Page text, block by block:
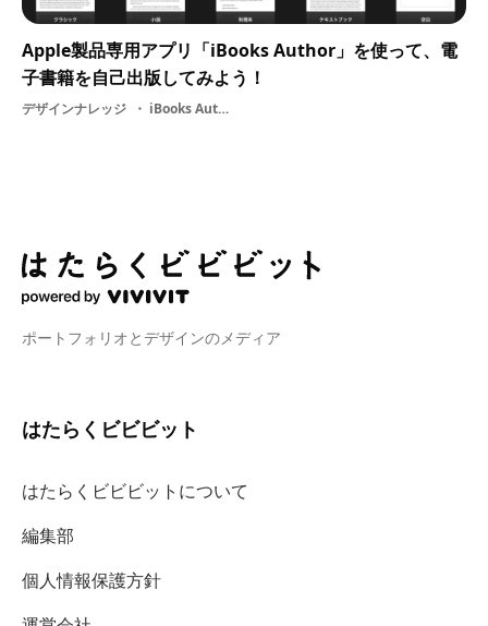
Apple製品専用アプリ「iBooks Author」を使って、電
子書籍を自己出版してみよう！
デザインナレッジ iBooks Author・ smartphone・ コンセプト・ デザイン・ スマートフォン・ 電子書籍・ ブックデザイン・ 制作・ 作り方・ 自己出版・ 2D・ 3D・ art・ DESIGN
ポートフォリオとデザインのメディア
はたらくビビビット
はたらくビビビットについて
編集部
個人情報保護方針